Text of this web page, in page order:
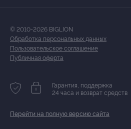
© 2010-2026 BIGLION
Обработка персональных данных
Пользовательское соглашение
Публичная оферта
Гарантия, поддержка
24 часа и возврат средств
Перейти на полную версию сайта